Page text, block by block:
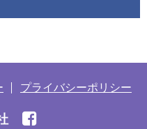
プライバシーポリシー